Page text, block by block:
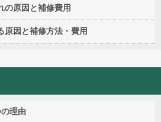
の原因と補修費用
原因と補修方法・費用
理由